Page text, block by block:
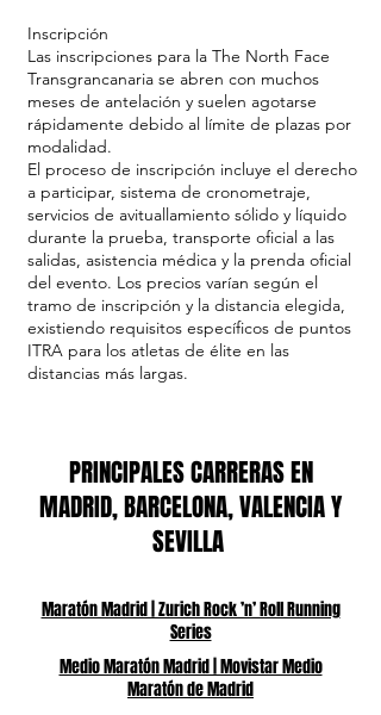
Inscripción
Las inscripciones para la The North Face
Transgrancanaria se abren con muchos
meses de antelación y suelen agotarse
rápidamente debido al límite de plazas por
modalidad.
El proceso de inscripción incluye el derecho
a participar, sistema de cronometraje,
servicios de avituallamiento sólido y líquido
durante la prueba, transporte oficial a las
salidas, asistencia médica y la prenda oficial
del evento. Los precios varían según el
tramo de inscripción y la distancia elegida,
existiendo requisitos específicos de puntos
ITRA para los atletas de élite en las
distancias más largas.
PRINCIPALES CARRERAS EN
MADRID, BARCELONA, VALENCIA Y
SEVILLA
Maratón Madrid | Zurich Rock ’n’ Roll Running
Series
Medio Maratón Madrid | Movistar Medio
Maratón de Madrid